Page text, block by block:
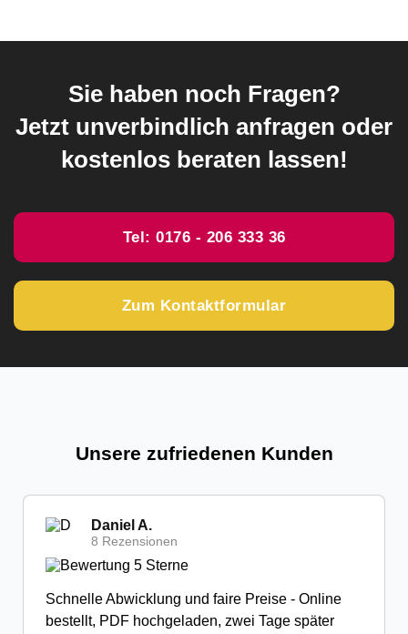
Sie haben noch Fragen?
Jetzt unverbindlich anfragen oder
kostenlos beraten lassen!
Tel: 0176 - 206 333 36
Zum Kontaktformular
Unsere zufriedenen Kunden
Daniel A.
8 Rezensionen
Schnelle Abwicklung und faire Preise - Online
bestellt, PDF hochgeladen, zwei Tage später